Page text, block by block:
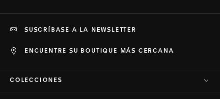
ENCUENTRE SU BOUTIQUE MÁS CERCANA
SUSCRÍBASE A LA NEWSLETTER
COLECCIONES